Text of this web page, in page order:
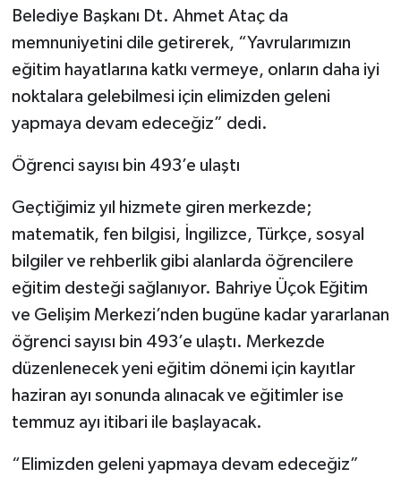
Belediye Başkanı Dt. Ahmet Ataç da
memnuniyetini dile getirerek, “Yavrularımızın
eğitim hayatlarına katkı vermeye, onların daha iyi
noktalara gelebilmesi için elimizden geleni
yapmaya devam edeceğiz” dedi.
Öğrenci sayısı bin 493’e ulaştı
Geçtiğimiz yıl hizmete giren merkezde;
matematik, fen bilgisi, İngilizce, Türkçe, sosyal
bilgiler ve rehberlik gibi alanlarda öğrencilere
eğitim desteği sağlanıyor. Bahriye Üçok Eğitim
ve Gelişim Merkezi’nden bugüne kadar yararlanan
öğrenci sayısı bin 493’e ulaştı. Merkezde
düzenlenecek yeni eğitim dönemi için kayıtlar
haziran ayı sonunda alınacak ve eğitimler ise
temmuz ayı itibari ile başlayacak.
“Elimizden geleni yapmaya devam edeceğiz”